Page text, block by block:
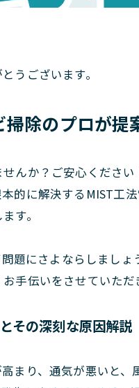
うございます。
除のプロが提
んか？ご安心くださ
的に解決するMIST工
す。
題にさよならしまし
手伝いをさせていただ
その深刻な原因解説
まり、通気が悪いと